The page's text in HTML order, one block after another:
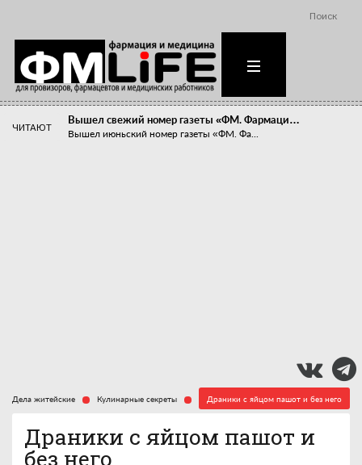
Поиск
ЧИТАЮТ
Вышел свежий номер газеты «ФМ. Фармаци…
Вышел июньский номер газеты «ФМ. Фа...
Дела житейские Кулинарные секреты Драники с яйцом пашот и без него
Драники с яйцом пашот и
без него